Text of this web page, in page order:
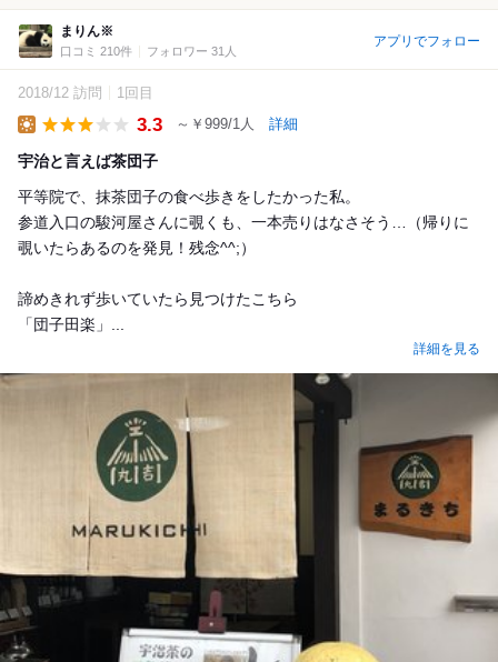
まりん※
口コミ 210件 フォロワー 31人
アプリでフォロー
2018/12 訪問 1回目
3.3 ～￥999/1人 詳細
宇治と言えば茶団子
平等院で、抹茶団子の食べ歩きをしたかった私。
参道入口の駿河屋さんに覗くも、一本売りはなさそう…（帰りに
覗いたらあるのを発見！残念^^;）
諦めきれず歩いていたら見つけたこちら
「団子田楽」...
詳細を見る